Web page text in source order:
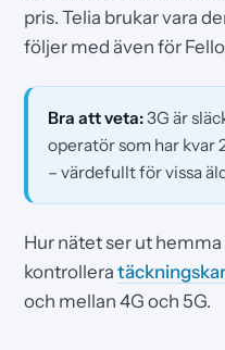
pris. Telia brukar vara
följer med även för
Bra att veta:3G är
operatör som har kvar
– värdefullt för vissa
Hur nätet ser ut
kontrollera
och mellan 4G och 5G.